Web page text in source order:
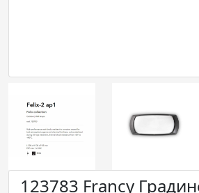
123783 Francy